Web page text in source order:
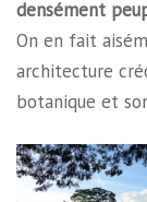
densément
On en fait
architecture
botanique et